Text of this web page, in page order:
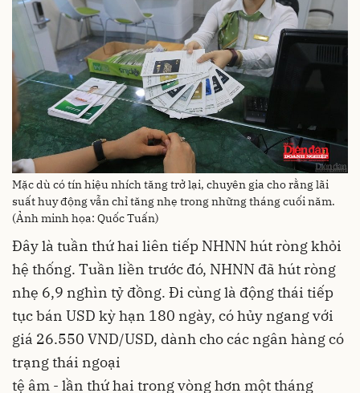
Mặc dù có tín hiệu nhích tăng trở lại, chuyên gia cho rằng lãi
suất huy động vẫn chỉ tăng nhẹ trong những tháng cuối năm.
(Ảnh minh họa: Quốc Tuấn)
Đây là tuần thứ hai liên tiếp NHNN hút ròng khỏi
hệ thống. Tuần liền trước đó, NHNN đã hút ròng
nhẹ 6,9 nghìn tỷ đồng. Đi cùng là động thái tiếp
tục bán USD kỳ hạn 180 ngày, có hủy ngang với
giá 26.550 VND/USD, dành cho các ngân hàng có
trạng thái ngoại
tệ âm - lần thứ hai trong vòng hơn một tháng